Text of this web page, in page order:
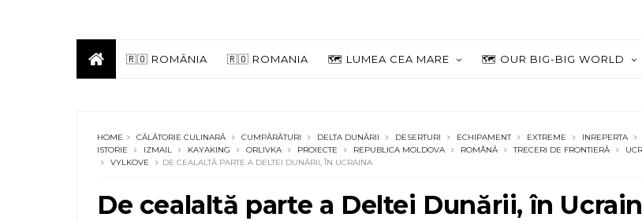
🇷🇴 ROMÂNIA 🇷🇴 ROMANIA 🗺️ LUMEA CEA MARE 🗺️ OUR BIG-BIG WORLD
HOME CĂLĂTORIE CULINARĂ CUMPĂRĂTURI DELTA DUNĂRII DESERTURI ECHIPAMENT EXTREME
INREPERTA
ISTORIE
IZMAIL KAYAKING ORLIVKA PROIECTE REPUBLICA MOLDOVA ROMÂNĂ TRECERI DE FRONTIERĂ
VYLKOVE
DE CEALALTĂ PARTE A DELTEI DUNĂRII, ÎN UCRAINA
De cealaltă parte a Deltei Dunării, în